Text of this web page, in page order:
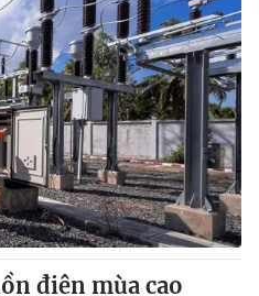
điện mùa cao